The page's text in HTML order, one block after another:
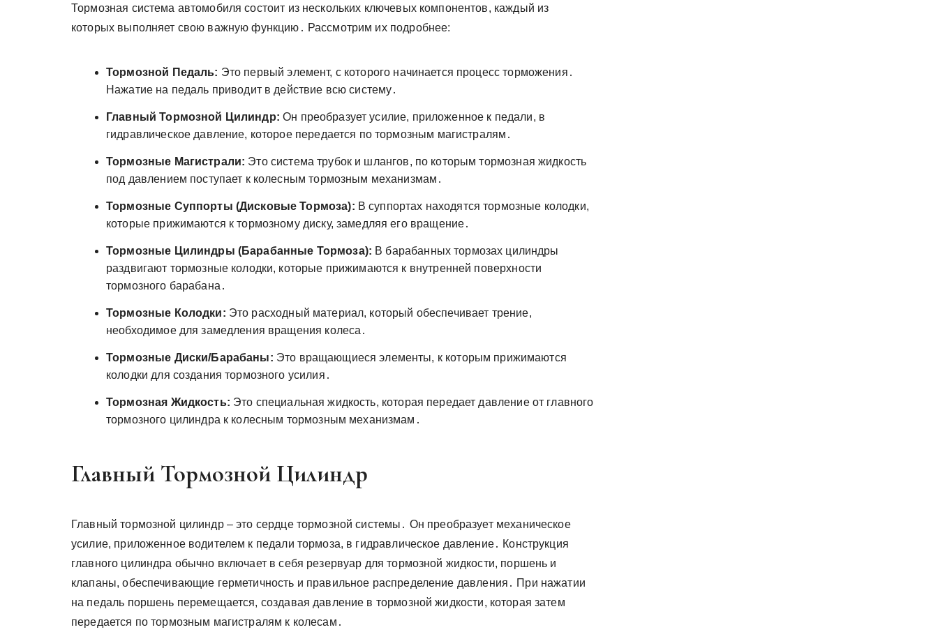
Тормозная система автомобиля состоит из нескольких ключевых компонентов, каждый из
которых выполняет свою важную функцию․ Рассмотрим их подробнее:
Тормозной Педаль: Это первый элемент, с которого начинается процесс торможения․
Нажатие на педаль приводит в действие всю систему․
Главный Тормозной Цилиндр: Он преобразует усилие, приложенное к педали, в
гидравлическое давление, которое передается по тормозным магистралям․
Тормозные Магистрали: Это система трубок и шлангов, по которым тормозная жидкость
под давлением поступает к колесным тормозным механизмам․
Тормозные Суппорты (Дисковые Тормоза): В суппортах находятся тормозные колодки,
которые прижимаются к тормозному диску, замедляя его вращение․
Тормозные Цилиндры (Барабанные Тормоза): В барабанных тормозах цилиндры
раздвигают тормозные колодки, которые прижимаются к внутренней поверхности
тормозного барабана․
Тормозные Колодки: Это расходный материал, который обеспечивает трение,
необходимое для замедления вращения колеса․
Тормозные Диски/Барабаны: Это вращающиеся элементы, к которым прижимаются
колодки для создания тормозного усилия․
Тормозная Жидкость: Это специальная жидкость, которая передает давление от главного
тормозного цилиндра к колесным тормозным механизмам․
Главный Тормозной Цилиндр
Главный тормозной цилиндр – это сердце тормозной системы․ Он преобразует механическое
усилие, приложенное водителем к педали тормоза, в гидравлическое давление․ Конструкция
главного цилиндра обычно включает в себя резервуар для тормозной жидкости, поршень и
клапаны, обеспечивающие герметичность и правильное распределение давления․ При нажатии
на педаль поршень перемещается, создавая давление в тормозной жидкости, которая затем
передается по тормозным магистралям к колесам․